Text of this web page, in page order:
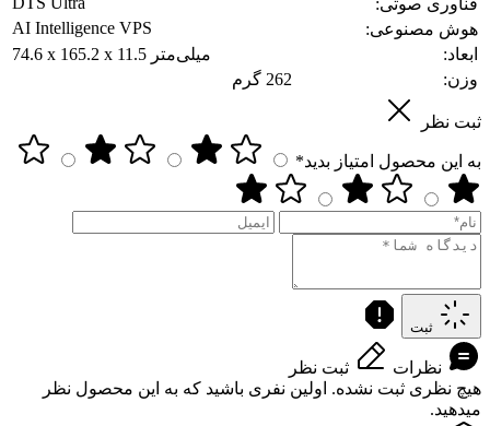
هوش مصنوعی:
AI Intelligence VPS
ابعاد:
74.6 x 165.2 x 11.5 میلی‌متر
وزن:
262 گرم
ثبت نظر
به این محصول امتیاز بدید*
ثبت
نظرات
ثبت نظر
هیچ نظری ثبت نشده. اولین نفری باشید که به این محصول نظر
میدهید.